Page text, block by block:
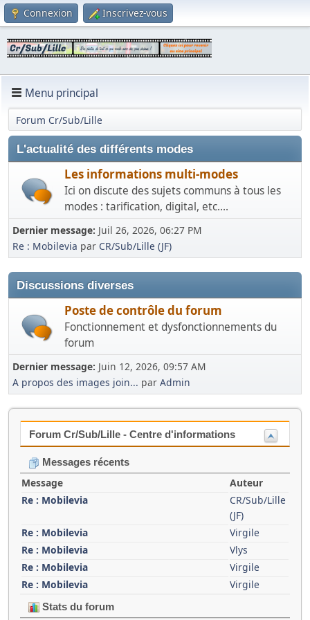
Connexion Inscrivez-vous
Menu principal
Forum Cr/Sub/Lille
L'actualité des différents modes
Les informations multi-modes
Ici on discute des sujets communs à tous les
modes : tarification, digital, etc....
Dernier message: Juil 26, 2026, 06:27 PM
Re : Mobilevia par CR/Sub/Lille (JF)
Discussions diverses
Poste de contrôle du forum
Fonctionnement et dysfonctionnements du
forum
Dernier message: Juin 12, 2026, 09:57 AM
A propos des images join... par Admin
Forum Cr/Sub/Lille - Centre d'informations
Messages récents
Message
Auteur
Re : Mobilevia
CR/Sub/Lille
(JF)
Re : Mobilevia
Virgile
Re : Mobilevia
Vlys
Re : Mobilevia
Virgile
Re : Mobilevia
Virgile
Stats du forum